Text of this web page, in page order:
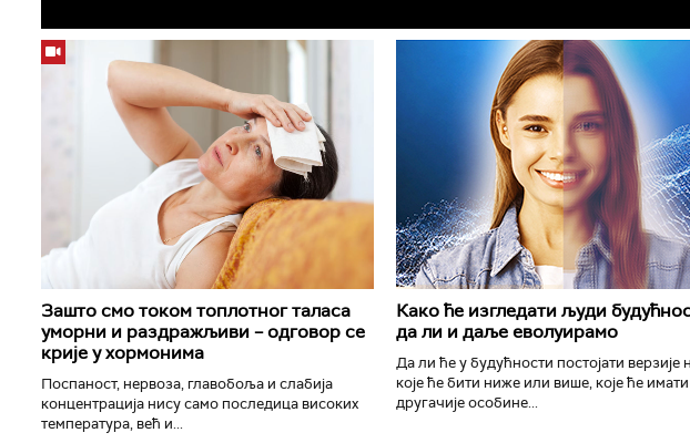
Зашто смо током топлотног таласа
уморни и раздражљиви – одговор се
крије у хормонима
Поспаност, нервоза, главобоља и слабија
концентрација нису само последица високих
температура, већ и...
Како ће изгледати људи
да ли и даље еволуирамо
Да ли ће у будућности постојати верзије
које ће бити ниже или више, које ће имати
другачије особине...